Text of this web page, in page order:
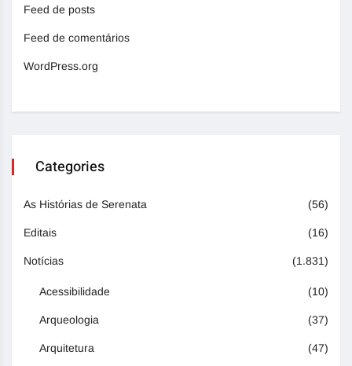
Feed de posts
Feed de comentários
WordPress.org
Categories
As Histórias de Serenata (56)
Editais (16)
Notícias (1.831)
Acessibilidade (10)
Arqueologia (37)
Arquitetura (47)